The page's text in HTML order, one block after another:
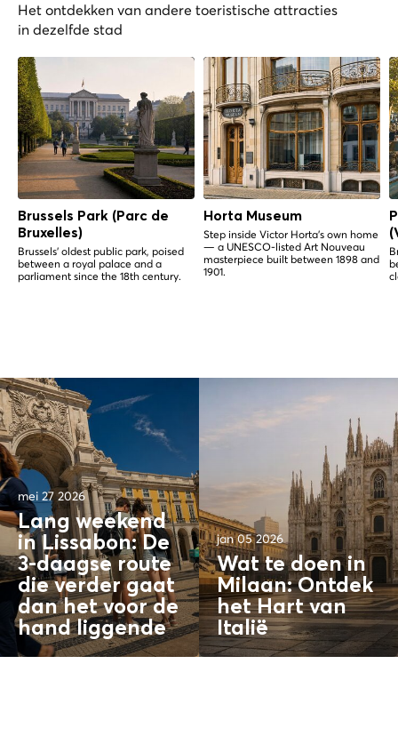
Het ontdekken van andere toeristische attracties
in dezelfde stad
Brussels Park (Parc de
Bruxelles)
Brussels' oldest public park, poised
between a royal palace and a
parliament since the 18th century.
Horta Museum
Step inside Victor Horta's own home
— a UNESCO-listed Art Nouveau
masterpiece built between 1898 and
1901.
mei 27 2026
Lang weekend
in Lissabon: De
3-daagse route
die verder gaat
dan hetvoor de
hand liggende
jan 05 2026
Wat te doen in
Milaan: Ontdek
het Hart van
Italië